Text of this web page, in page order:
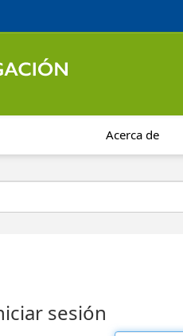
Acerca de
sesión